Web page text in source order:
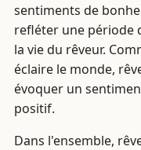
sentiments de
refléter une période
la vie du rêveur.
éclaire le monde,
évoquer un
positif.
Dans l'ensemble,